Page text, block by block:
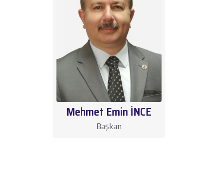
Mehmet Emin İNCE
Başkan